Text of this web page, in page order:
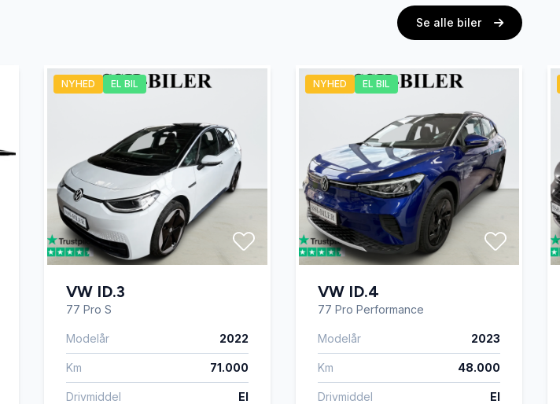
Se alle biler
NYHED EL BIL
VW ID.3
77 Pro S
Modelår 2022
Km 71.000
Drivmiddel El
NYHED EL BIL
VW ID.4
77 Pro Performance
Modelår 2023
Km 48.000
Drivmiddel El